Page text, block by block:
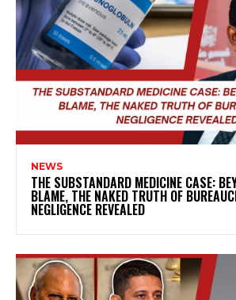
NEWS
THE SUBSTANDARD MEDICINE CASE:
BLAME, THE NAKED TRUTH OF
NEGLIGENCE REVEALED